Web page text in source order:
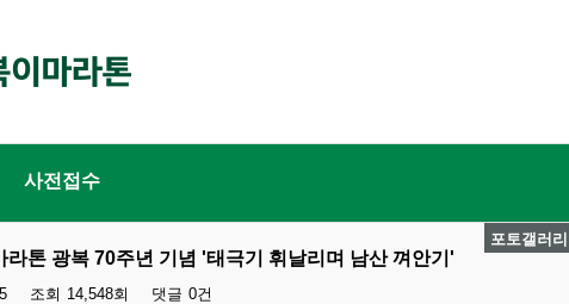
사전접수
포토갤러리
톤 광복 70주년 기념 '태극기 휘날리며 남산 껴안기'
조회 14,548회 댓글 0건